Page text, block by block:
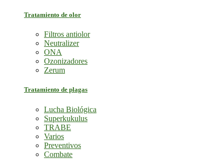
Tratamiento de olor
Filtros antiolor
Neutralizer
ONA
Ozonizadores
Zerum
Tratamiento de plagas
Lucha Biológica
Superkukulus
TRABE
Varios
Preventivos
Combate